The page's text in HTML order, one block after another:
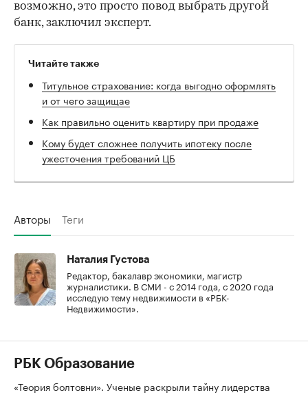
возможно, это просто повод выбрать другой
банк, заключил эксперт.
Читайте также
Титульное страхование: когда выгодно оформлять
и от чего защищае
Как правильно оценить квартиру при продаже
Кому будет сложнее получить ипотеку после
ужесточения требований ЦБ
Авторы Теги
Наталия Густова
Редактор, бакалавр экономики, магистр
журналистики. В СМИ - с 2014 года, с 2020 года
исследую тему недвижимости в «РБК-
Недвижимости».
РБК Образование
«Теория болтовни». Ученые раскрыли тайну лидерства